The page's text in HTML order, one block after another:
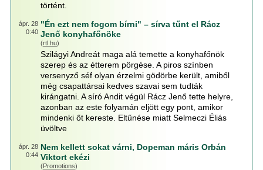
történt.
ápr. 28
0:40
"Én ezt nem fogom bírni" – sírva tűnt el Rácz
Jenő konyhafőnöke
(rtl.hu)
Szilágyi Andreát maga alá temette a konyhafőnök
szerep és az étterem pörgése. A piros színben
versenyző séf olyan érzelmi gödörbe került, amiből
még csapattársai kedves szavai sem tudták
kirángatni. A síró Andit végül Rácz Jenő tette helyre,
azonban az este folyamán eljött egy pont, amikor
mindenki őt kereste. Eltűnése miatt Selmeczi Éliás
üvöltve
ápr. 28
0:44
Nem kellett sokat várni, Dopeman máris Orbán
Viktort ekézi
(Promotions)